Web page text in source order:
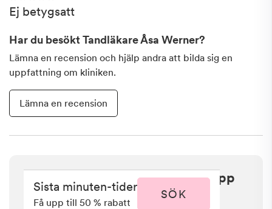
Ej betygsatt
Har du besöktTandläkare Åsa Werner?
Lämna en recension och hjälp andra att bilda sig en
uppfattning om kliniken.
Lämna en recension
Sista minuten i Stockholm - få upp
till 50 % rabatt
Sista minuten-tider
Få upp till 50 % rabatt
SÖK